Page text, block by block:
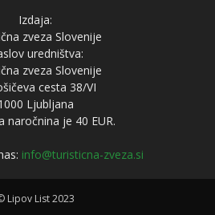
Izdaja:
zveza Slovenije
uredništva:
zveza Slovenije
cesta 38/VI
Ljubljana
naročnina je 40 EUR.
info@turisticna-zveza.si
Lipov List 2023